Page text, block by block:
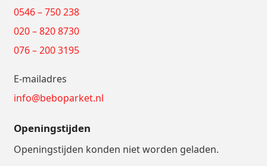
0546 – 750 238
020 – 820 8730
076 – 200 3195
E-mailadres
info@beboparket.nl
Openingstijden
Openingstijden konden niet worden geladen.